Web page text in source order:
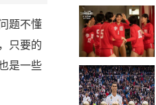
题不懂
只要的
是一些